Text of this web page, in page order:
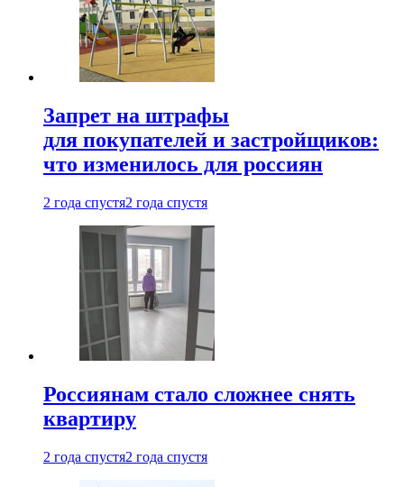
Запрет на штрафы
для покупателей и застройщиков:
что изменилось для россиян
2 года спустя2 года спустя
Россиянам стало сложнее снять
квартиру
2 года спустя2 года спустя